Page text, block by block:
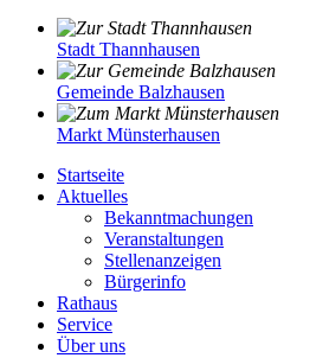
Stadt Thannhausen
Gemeinde Balzhausen
Markt Münsterhausen
Startseite
Aktuelles
Bekanntmachungen
Veranstaltungen
Stellenanzeigen
Bürgerinfo
Rathaus
Service
Über uns